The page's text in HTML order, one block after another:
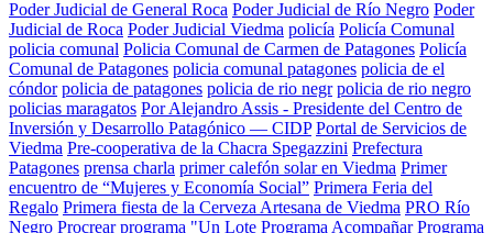
Poder Judicial de General Roca Poder Judicial de Río Negro Poder
Judicial de Roca Poder Judicial Viedma policía Policía Comunal
policia comunal Policia Comunal de Carmen de Patagones Policía
Comunal de Patagones policia comunal patagones policia de el
cóndor policia de patagones policia de rio negr policia de rio negro
policias maragatos Por Alejandro Assis - Presidente del Centro de
Inversión y Desarrollo Patagónico — CIDP Portal de Servicios de
Viedma Pre-cooperativa de la Chacra Spegazzini Prefectura
Patagones prensa charla primer calefón solar en Viedma Primer
encuentro de “Mujeres y Economía Social” Primera Feria del
Regalo Primera fiesta de la Cerveza Artesana de Viedma PRO Río
Negro Procrear programa "Un Lote Programa Acompañar Programa